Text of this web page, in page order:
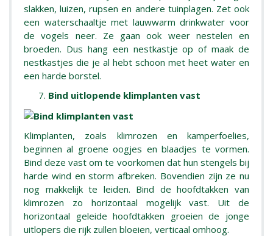
slakken, luizen, rupsen en andere tuinplagen. Zet ook
een waterschaaltje met lauwwarm drinkwater voor
de vogels neer. Ze gaan ook weer nestelen en
broeden. Dus hang een nestkastje op of maak de
nestkastjes die je al hebt schoon met heet water en
een harde borstel.
Bind uitlopende klimplanten vast
Klimplanten, zoals klimrozen en kamperfoelies,
beginnen al groene oogjes en blaadjes te vormen.
Bind deze vast om te voorkomen dat hun stengels bij
harde wind en storm afbreken. Bovendien zijn ze nu
nog makkelijk te leiden. Bind de hoofdtakken van
klimrozen zo horizontaal mogelijk vast. Uit de
horizontaal geleide hoofdtakken groeien de jonge
uitlopers die rijk zullen bloeien, verticaal omhoog.